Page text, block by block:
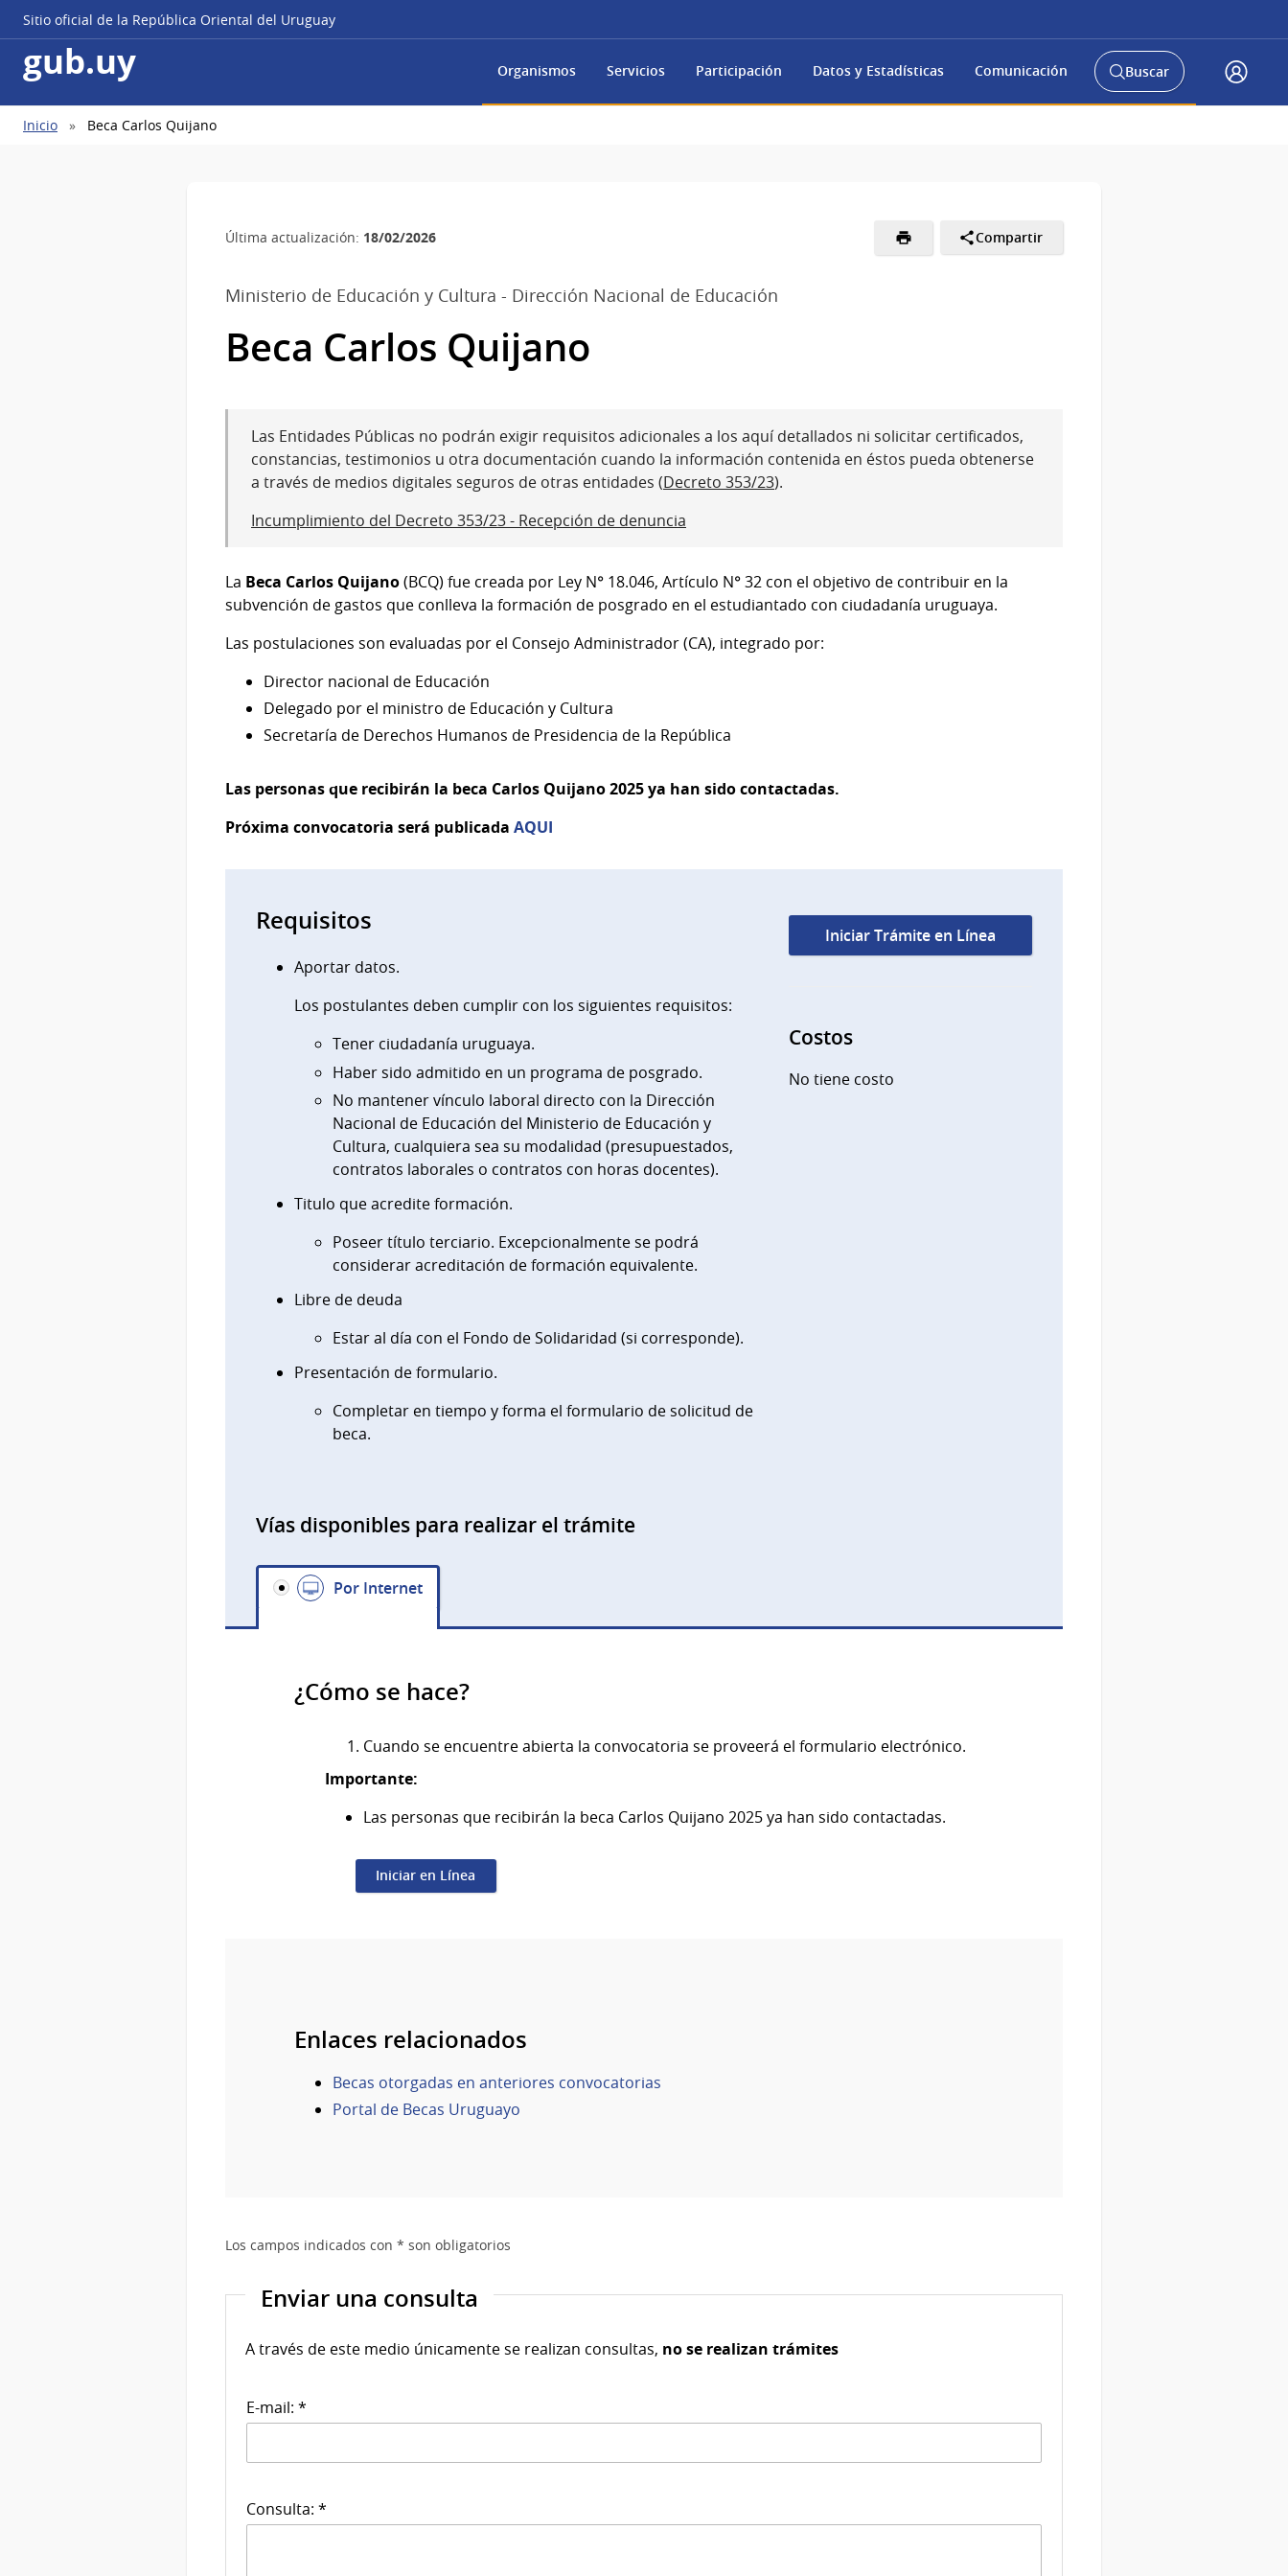
Sitio oficial de la República Oriental del Uruguay
gub.uy Organismos Servicios Participación Datos y Estadísticas Comunicación
Abrir
buscador
Buscar
Acceso
Ruta
Inicio Beca Carlos Quijano
Última actualización: 18/02/2026 Compartir
Ministerio de Educación y Cultura - Dirección Nacional de Educación
Beca Carlos Quijano
Las Entidades Públicas no podrán exigir requisitos adicionales a los aquí detallados ni solicitar certificados,
constancias, testimonios u otra documentación cuando la información contenida en éstos pueda obtenerse
a través de medios digitales seguros de otras entidades (Decreto 353/23).
Incumplimiento del Decreto 353/23 - Recepción de denuncia
La Beca Carlos Quijano(BCQ) fue creada por Ley N° 18.046, Artículo N° 32 con el objetivo de contribuir en la
subvención de gastos que conlleva la formación de posgrado en el estudiantado con ciudadanía uruguaya.
Las postulaciones son evaluadas por el Consejo Administrador (CA), integrado por:
Director nacional de Educación
Delegado por el ministro de Educación y Cultura
Secretaría de Derechos Humanos de Presidencia de la República
Las personas que recibirán la beca Carlos Quijano 2025 ya han sido contactadas.
Próxima convocatoria será publicada AQUI
Requisitos
Aportar datos.
Los postulantes deben cumplir con los siguientes requisitos:
Tener ciudadanía uruguaya.
Haber sido admitido en un programa de posgrado.
No mantener vínculo laboral directo con la Dirección
Nacional de Educación del Ministerio de Educación y
Cultura, cualquiera sea su modalidad (presupuestados,
contratos laborales o contratos con horas docentes).
Titulo que acredite formación.
Poseer título terciario. Excepcionalmente se podrá
considerar acreditación de formación equivalente.
Libre de deuda
Estar al día con el Fondo de Solidaridad (si corresponde).
Presentación de formulario.
Completar en tiempo y forma el formulario de solicitud de
beca.
Iniciar Trámite en Línea
Costos
No tiene costo
Vías disponibles para realizar el trámite
Por Internet
¿Cómo se hace?
Cuando se encuentre abierta la convocatoria se proveerá el formulario electrónico.
Importante:
Las personas que recibirán la beca Carlos Quijano 2025 ya han sido contactadas.
Iniciar en Línea
Enlaces relacionados
Becas otorgadas en anteriores convocatorias
Portal de Becas Uruguayo
Los campos indicados con * son obligatorios
Enviar una consulta
A través de este medio únicamente se realizan consultas, no se realizan trámites
E-mail: *
Consulta: *